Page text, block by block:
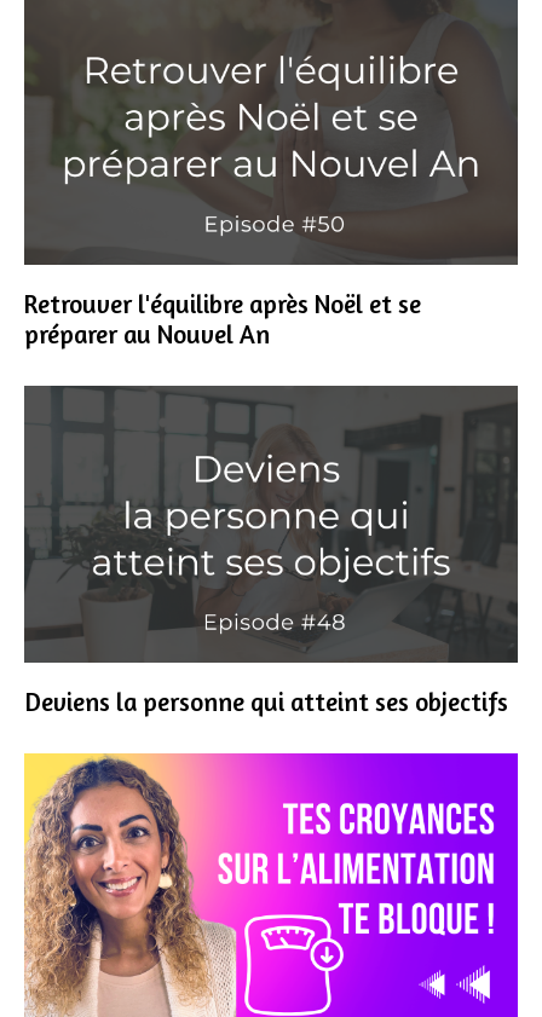
Retrouver l'équilibre après Noël et se
préparer au Nouvel An
Deviens la personne qui atteint ses objectifs